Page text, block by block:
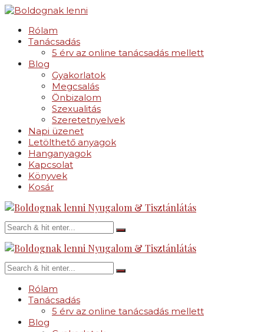
Rólam
Tanácsadás
5 érv az online tanácsadás mellett
Blog
Gyakorlatok
Megcsalás
Önbizalom
Szexualitás
Szeretetnyelvek
Napi üzenet
Letölthető anyagok
Hanganyagok
Kapcsolat
Könyvek
Kosár
Nyugalom & Tisztánlátás
Nyugalom & Tisztánlátás
Rólam
Tanácsadás
5 érv az online tanácsadás mellett
Blog